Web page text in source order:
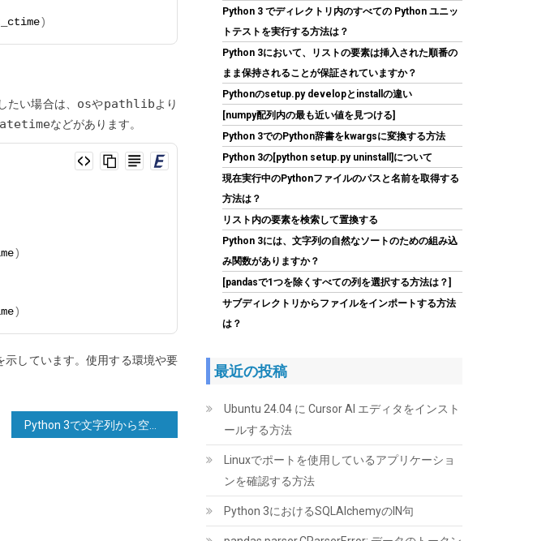
)
い場合は、 osやpathlibより
などがあります。
)
)
示しています。使用する環境や要
【Amazon.co.jp 限定】Western Digital ウエス
タンデジタル WD Red Plus 内蔵 HDD 8TB CMR
3.5インチ SATA 5640rpm キャッシュ256MB
NAS メーカー保証3年 WD80EFAX-AJP エコパ
ッケージ 【国内正規取扱代理店】
(542395) GBP 286.57 (2026-08-07
04:03 GMT +09:00 時点 -詳細はこちら)
SP Silicon Power シリコンパワー SSD 512GB
PS4動作確認済 3年保証 A55シリーズ
(54310588
Python 3 でディレクトリ内のすべての Python ユニッ
トテストを実行する方法は？
Python 3において、リストの要素は挿入された順番の
まま保持されることが保証されていますか？
Pythonのsetup.py developとinstallの違い
[numpy配列内の最も近い値を見つける]
Python 3でのPython辞書をkwargsに変換する方法
Python 3の[python setup.py uninstall]について
現在実行中のPythonファイルのパスと名前を取得する
方法は？
リスト内の要素を検索して置換する
Python 3には、文字列の自然なソートのための組み込
み関数がありますか？
[pandasで1つを除くすべての列を選択する方法は？]
サブディレクトリからファイルをインポートする方法
は？
最近の投稿
Ubuntu 24.04 に Cursor AI エディタをインスト
ールする方法
Linuxでポートを使用しているアプリケーショ
ンを確認する方法
Python 3におけるSQLAlchemyのIN句